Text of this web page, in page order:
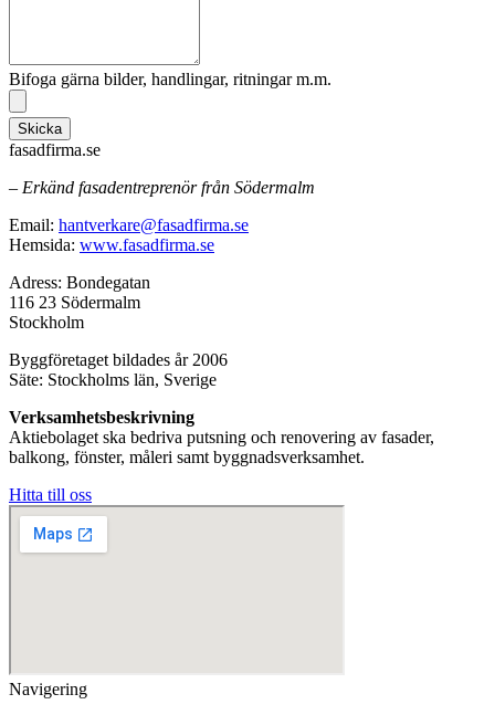
Bifoga gärna bilder, handlingar, ritningar m.m.
Skicka
fasadfirma.se
– Erkänd fasadentreprenör från Södermalm
Email: hantverkare@fasadfirma.se
Hemsida: www.fasadfirma.se
Adress: Bondegatan
116 23 Södermalm
Stockholm
Byggföretaget bildades år 2006
Säte: Stockholms län, Sverige
Verksamhetsbeskrivning
Aktiebolaget ska bedriva putsning och renovering av fasader,
balkong, fönster, måleri samt byggnadsverksamhet.
Hitta till oss
Navigering